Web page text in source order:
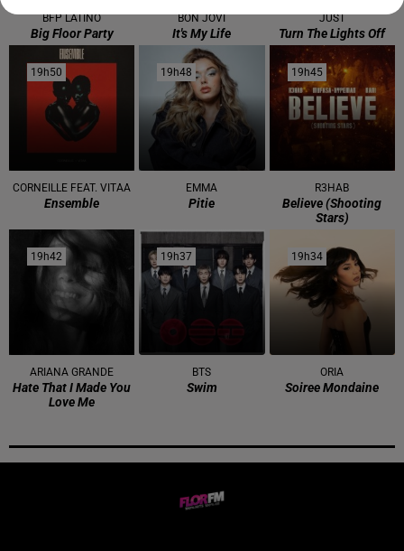
BFP LATINO
Big Floor Party
BON JOVI
It's My Life
JUST
Turn The Lights Off
19h50
19h50
CORNEILLE FEAT. VITAA
Ensemble
19h48
19h48
EMMA
Pitie
19h45
19h45
R3HAB
Believe (shooting
Stars)
19h42
19h42
ARIANA GRANDE
Hate That I Made You
Love Me
19h37
19h37
BTS
Swim
19h34
19h34
ORIA
Soiree Mondaine